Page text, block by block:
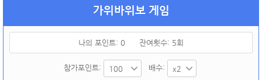
가위바위보 게임
나의 포인트: 0 잔여횟수: 5회
참가포인트: 배수: